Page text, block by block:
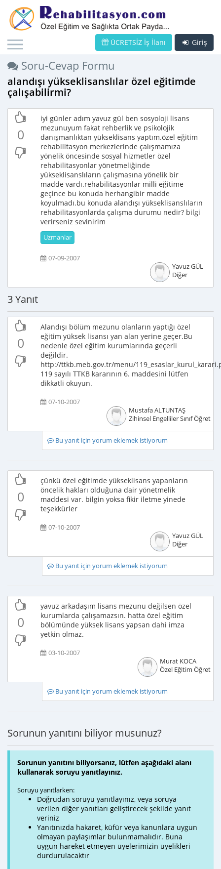
Giriş
ÜCRETSİZ İş İlanı
Soru-Cevap Formu
alandışı yükseklisanslılar özel eğitimde
çalışabilirmi?
0
iyi günler adım yavuz gül ben sosyoloji lisans
mezunuyum fakat rehberlik ve psikolojik
danışmanlıktan yükseklisans yaptım.özel eğitim
rehabilitasyon merkezlerinde çalışmamıza
yönelik öncesinde sosyal hizmetler özel
rehabilitasyonlar yönetmeliğinde
yükseklisanslıların çalışmasına yönelik bir
madde vardı.rehabilitasyonlar milli eğitime
geçince bu konuda herhangibir madde
koyulmadı.bu konuda alandışı yükseklisanslıların
rehabilitasyonlarda çalışma durumu nedir? bilgi
verirseniz sevinirim
Uzmanlar
07-09-2007
Yavuz GÜL
Diğer
3 Yanıt
0
Alandışı bölüm mezunu olanların yaptığı özel
eğitim yüksek lisansı yan alan yerine geçer.Bu
nedenle özel eğitim kurumlarında geçerli
değildir.
http://ttkb.meb.gov.tr/menu/
119 sayılı TTKB kararının 6. maddesini lütfen
dikkatli okuyun.
07-10-2007
Mustafa ALTUNTAŞ
Zihinsel Engelliler Sınıf
Bu yanıt için yorum eklemek istiyorum
0
çünkü özel eğitimde yükseklisans yapanların
öncelik hakları olduğuna dair yönetmelik
maddesi var. bilgin yoksa fikir iletme yinede
teşekkürler
07-10-2007
Yavuz GÜL
Diğer
Bu yanıt için yorum eklemek istiyorum
0
yavuz arkadaşım lisans mezunu değilsen özel
kurumlarda çalışamazsın. hatta özel eğitim
bölümünde yüksek lisans yapsan dahi imza
yetkin olmaz.
03-10-2007
Murat KOCA
Özel Eğitim
Bu yanıt için yorum eklemek istiyorum
Sorunun yanıtını biliyor musunuz?
Sorunun yanıtını biliyorsanız, lütfen aşağıdaki alanı
kullanarak soruyu yanıtlayınız.
Soruyu yanıtlarken:
Doğrudan soruyu yanıtlayınız, veya soruya
verilen diğer yanıtları geliştirecek şekilde yanıt
veriniz
Yanıtınızda hakaret, küfür veya kanunlara uygun
olmayan paylaşımlar bulunmamalıdır. Buna
uygun hareket etmeyen üyelerimizin üyelikleri
durdurulacaktır